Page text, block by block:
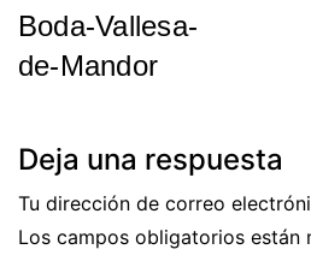
de
entradas
Boda-Vallesa-
de-Mandor
Deja una respuesta
Tu dirección de correo
Los campos obligatorios están